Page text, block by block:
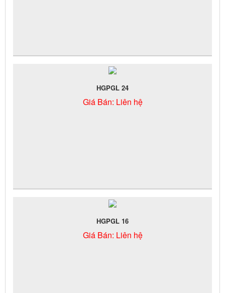
HGPGL 24
Giá Bán: Liên hệ
HGPGL 16
Giá Bán: Liên hệ